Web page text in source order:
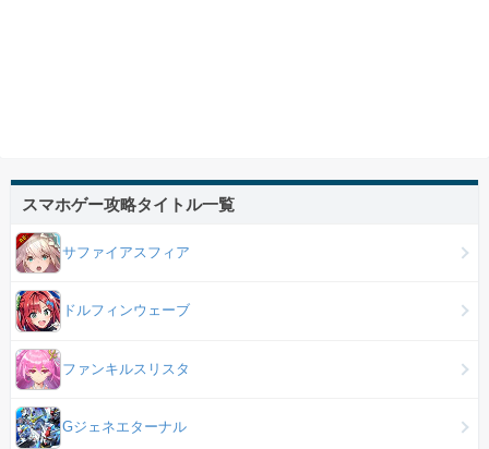
スマホゲー攻略タイトル一覧
サファイアスフィア
ドルフィンウェーブ
ファンキルスリスタ
Gジェネエターナル